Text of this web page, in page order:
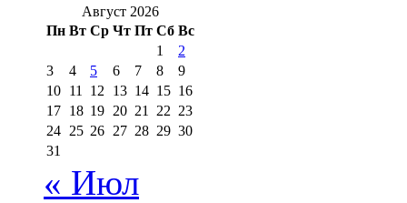
Август 2026
Пн Вт Ср Чт Пт Сб Вс
1
2
3
4 5 6 7 8
9
10 11 12 13 14 15 16
17 18 19 20 21 22 23
24 25 26 27 28 29 30
31
« Июл